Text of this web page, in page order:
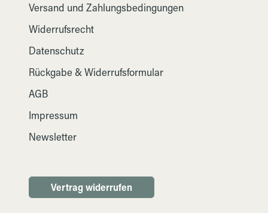
Versand und Zahlungsbedingungen
Widerrufsrecht
Datenschutz
Rückgabe & Widerrufsformular
AGB
Impressum
Newsletter
Vertrag widerrufen